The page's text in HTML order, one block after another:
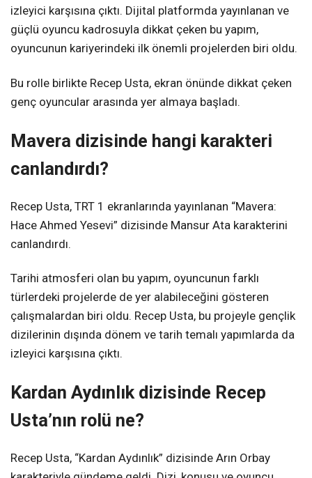
izleyici karşısına çıktı. Dijital platformda yayınlanan ve
güçlü oyuncu kadrosuyla dikkat çeken bu yapım,
oyuncunun kariyerindeki ilk önemli projelerden biri oldu.
Bu rolle birlikte Recep Usta, ekran önünde dikkat çeken
genç oyuncular arasında yer almaya başladı.
Mavera dizisinde hangi karakteri
canlandırdı?
Recep Usta, TRT 1 ekranlarında yayınlanan “Mavera:
Hace Ahmed Yesevi” dizisinde Mansur Ata karakterini
canlandırdı.
Tarihi atmosferi olan bu yapım, oyuncunun farklı
türlerdeki projelerde de yer alabileceğini gösteren
çalışmalardan biri oldu. Recep Usta, bu projeyle gençlik
dizilerinin dışında dönem ve tarih temalı yapımlarda da
izleyici karşısına çıktı.
Kardan Aydınlık dizisinde Recep
Usta’nın rolü ne?
Recep Usta, “Kardan Aydınlık” dizisinde Arın Orbay